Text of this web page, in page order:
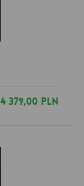
4 379,00 PLN